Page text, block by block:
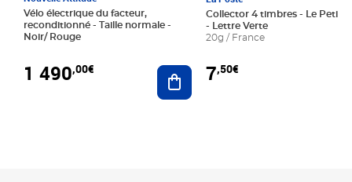
Vélo électrique du facteur,
reconditionné - Taille normale -
Noir/ Rouge
1 490,00€ Ajouter au panier
Collector 4 timbres - Le Petit
- Lettre Verte
20g / France
7,50€